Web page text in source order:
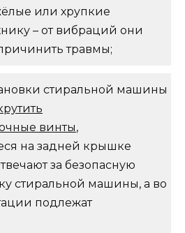
или хрупкие
– от вибраций они
травмы;
стиральной машины
винты,
на задней крышке
за безопасную
стиральной машины, а во
подлежат